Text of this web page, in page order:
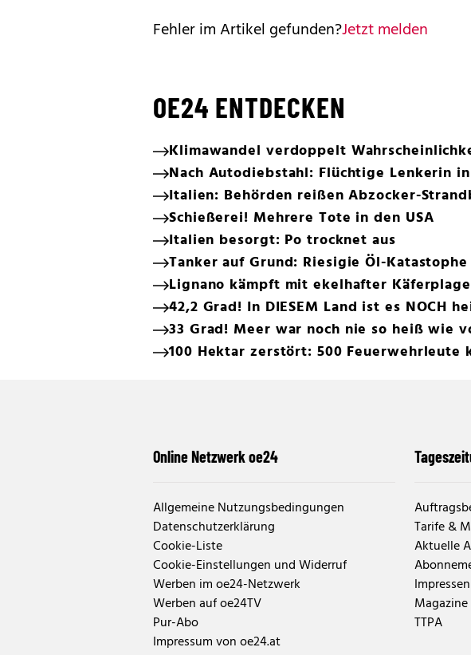
Fehler im Artikel gefunden?Jetzt melden
OE24 ENTDECKEN
Klimawandel verdoppelt
Nach Autodiebstahl: Flüchtige Lenkerin
Italien: Behörden reißen Abzocker-
Schießerei! Mehrere Tote in den USA
Italien besorgt: Po trocknet aus
Tanker auf Grund: Riesigie Öl-
Lignano kämpft mit ekelhafter Käferplage
42,2 Grad! In DIESEM Land ist es NOCH
33 Grad! Meer war noch nie so heiß wie
100 Hektar zerstört: 500 Feuerwehrleute
Online Netzwerk oe24
Allgemeine Nutzungsbedingungen
Datenschutzerklärung
Cookie-Liste
Cookie-Einstellungen und Widerruf
Werben im oe24-Netzwerk
Werben auf oe24TV
Pur-Abo
Impressum von oe24.at
Tarife &
Aktuelle
Magazine
TTPA